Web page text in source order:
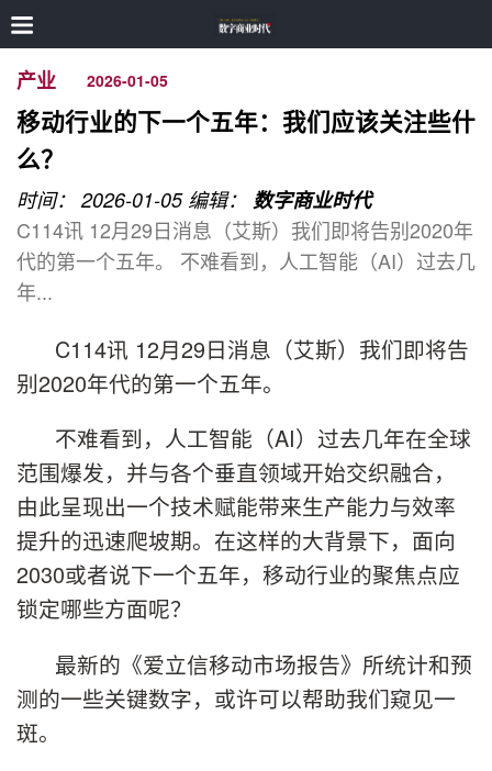
产业 2026-01-05
移动行业的下一个五年：我们应该关注些什
么？
时间： 2026-01-05 编辑： 数字商业时代
C114讯 12月29日消息（艾斯）我们即将告别2020年
代的第一个五年。 不难看到，人工智能（AI）过去几
年...
C114讯 12月29日消息（艾斯）我们即将告
别2020年代的第一个五年。
不难看到，人工智能（AI）过去几年在全球
范围爆发，并与各个垂直领域开始交织融合，
由此呈现出一个技术赋能带来生产能力与效率
提升的迅速爬坡期。在这样的大背景下，面向
2030或者说下一个五年，移动行业的聚焦点应
锁定哪些方面呢？
最新的《爱立信移动市场报告》所统计和预
测的一些关键数字，或许可以帮助我们窥见一
斑。